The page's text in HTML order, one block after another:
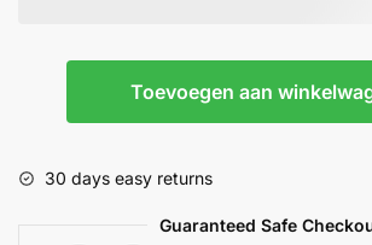
aantal
Toevoegen aan
30 days easy returns
Guaranteed Safe